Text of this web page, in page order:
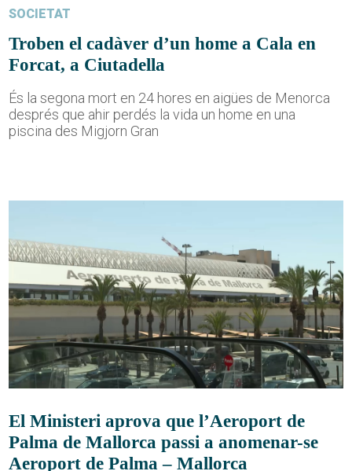
SOCIETAT
Troben el cadàver d’un home a Cala en
Forcat, a Ciutadella
És la segona mort en 24 hores en aigües de Menorca
després que ahir perdés la vida un home en una
piscina des Migjorn Gran
El Ministeri aprova que l’Aeroport de
Palma de Mallorca passi a anomenar-se
Aeroport de Palma – Mallorca